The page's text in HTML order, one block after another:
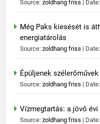
Source: zoldhang friss
Még Paks kiesését is
energiatárolás
Source: zoldhang friss
Épüljenek
Source: zoldhang friss
Vízmegtartás: a jövő
Source: zoldhang friss